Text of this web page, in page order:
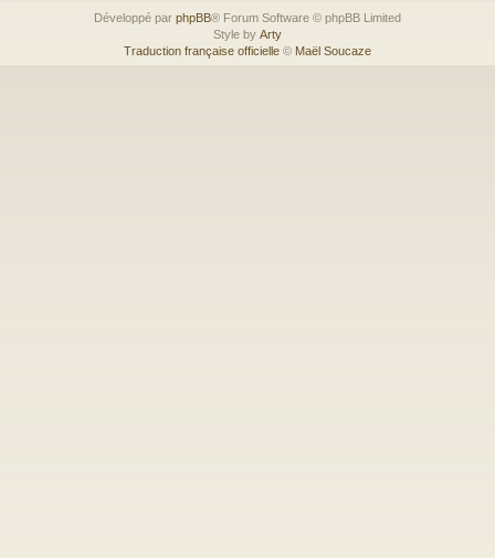
Développé par phpBB® Forum Software © phpBB Limited
Style by Arty
Traduction française officielle © Maël Soucaze